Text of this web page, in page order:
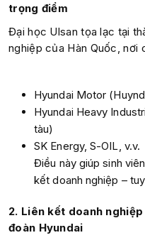
trọng điểm
Đại học Ulsan tọa lạc tại
nghiệp của Hàn Quốc, nơi
Hyundai Motor
Hyundai Heavy
tàu)
SK Energy, S-OIL, v.v.
Điều này giúp sinh
kết doanh nghiệp –
2. Liên kết doanh
đoàn Hyundai